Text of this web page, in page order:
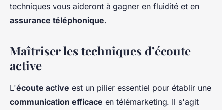
techniques vous aideront à gagner en fluidité et en
assurance téléphonique.
Maîtriser les techniques d’écoute
active
L'écoute active est un pilier essentiel pour établir une
communication efficace en télémarketing. Il s'agit